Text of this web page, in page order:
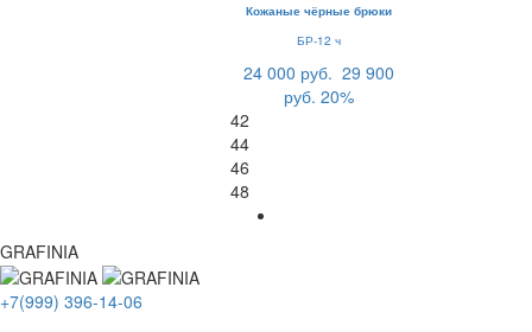
Кожаные чёрные брюки
БР-12 ч
24 000 руб. 29 900
руб. 20%
42
44
46
48
GRAFINIA
+7(999) 396-14-06